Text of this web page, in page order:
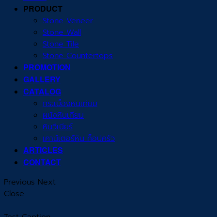
PRODUCT
Stone Veneer
Stone Wall
Stone Tile
Stone Countertops
PROMOTION
GALLERY
CATALOG
กระเบื้องหินเทียม
ผนังหินเทียม
หินวีเนียร์
เคาน์เตอร์หิน ท็อปครัว
ARTICLES
CONTACT
Previous Next
Close